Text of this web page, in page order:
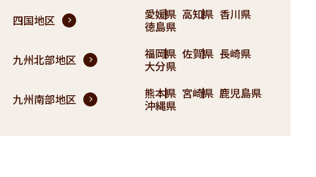
四国地区 愛媛県 高知県 香川県
徳島県
九州北部地区 福岡県 佐賀県 長崎県
大分県
九州南部地区 熊本県 宮崎県 鹿児島県
沖縄県